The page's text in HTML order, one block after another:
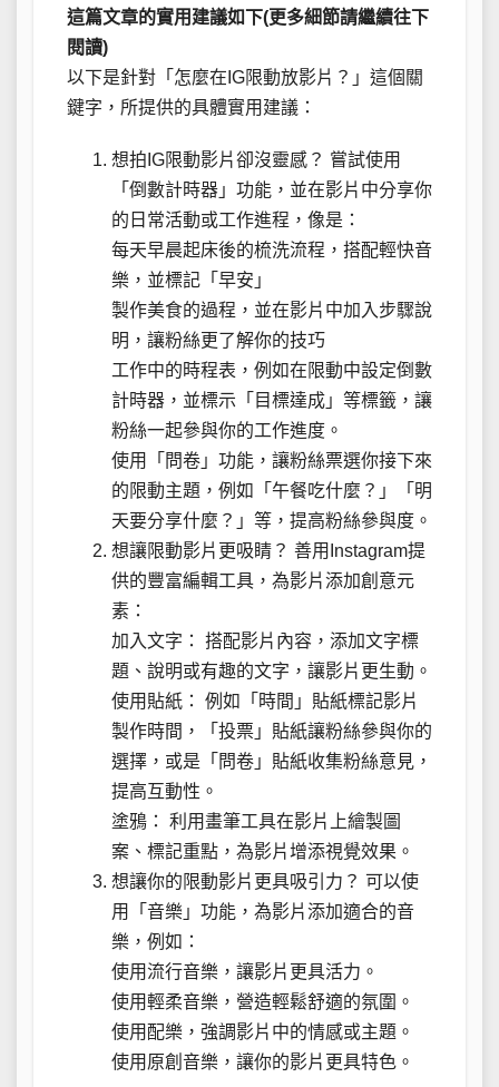
這篇文章的實用建議如下(更多細節請繼續往下
閱讀)
以下是針對「怎麼在IG限動放影片？」這個關
鍵字，所提供的具體實用建議：
想拍IG限動影片卻沒靈感？ 嘗試使用
「倒數計時器」功能，並在影片中分享你
的日常活動或工作進程，像是：
每天早晨起床後的梳洗流程，搭配輕快音
樂，並標記「早安」
製作美食的過程，並在影片中加入步驟說
明，讓粉絲更了解你的技巧
工作中的時程表，例如在限動中設定倒數
計時器，並標示「目標達成」等標籤，讓
粉絲一起參與你的工作進度。
使用「問卷」功能，讓粉絲票選你接下來
的限動主題，例如「午餐吃什麼？」「明
天要分享什麼？」等，提高粉絲參與度。
想讓限動影片更吸睛？ 善用Instagram提
供的豐富編輯工具，為影片添加創意元
素：
加入文字： 搭配影片內容，添加文字標
題、說明或有趣的文字，讓影片更生動。
使用貼紙： 例如「時間」貼紙標記影片
製作時間，「投票」貼紙讓粉絲參與你的
選擇，或是「問卷」貼紙收集粉絲意見，
提高互動性。
塗鴉： 利用畫筆工具在影片上繪製圖
案、標記重點，為影片增添視覺效果。
想讓你的限動影片更具吸引力？ 可以使
用「音樂」功能，為影片添加適合的音
樂，例如：
使用流行音樂，讓影片更具活力。
使用輕柔音樂，營造輕鬆舒適的氛圍。
使用配樂，強調影片中的情感或主題。
使用原創音樂，讓你的影片更具特色。